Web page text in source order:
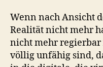
Wenn nach Ansicht
Realität nicht mehr
nicht mehr regierbar
völlig unfähig sind,